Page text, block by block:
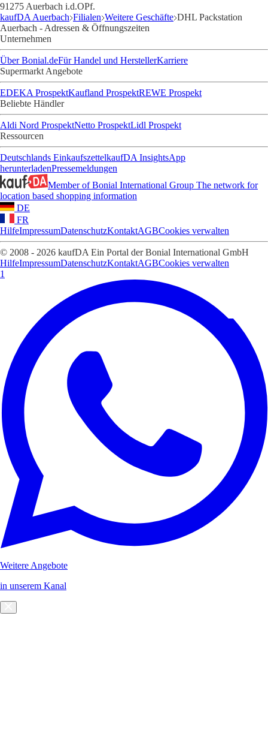
91275 Auerbach i.d.OPf.
kaufDA Auerbach Filialen Weitere Geschäfte DHL Packstation
Auerbach - Adressen & Öffnungszeiten
Unternehmen
Über Bonial.deFür Handel und HerstellerKarriere
Supermarkt Angebote
EDEKA ProspektKaufland ProspektREWE Prospekt
Beliebte Händler
Aldi Nord ProspektNetto ProspektLidl Prospekt
Ressourcen
Deutschlands EinkaufszettelkaufDA InsightsApp
herunterladenPressemeldungen
Member of Bonial International Group The network for
location based shopping information
DE
FR
HilfeImpressumDatenschutzKontaktAGBCookies verwalten
© 2008 - 2026 kaufDA Ein Portal der Bonial International GmbH
HilfeImpressumDatenschutzKontaktAGBCookies verwalten
1
Weitere Angebote
in unserem Kanal